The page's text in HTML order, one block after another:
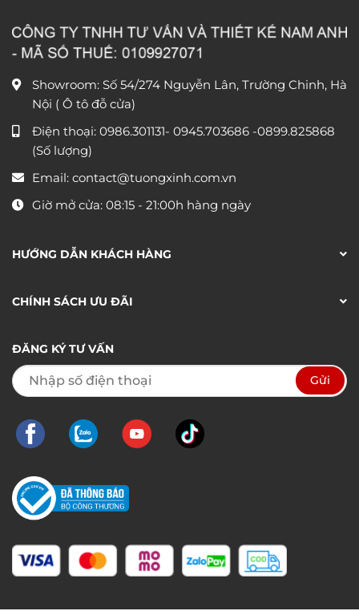
Showroom: Số 54/274 Nguyễn Lân, Trường Chinh, Hà
Nội ( Ô tô đỗ cửa)
Điện thoại: 0986.301131- 0945.703686 -0899.825868
(Số lượng)
Email: contact@tuongxinh.com.vn
Giờ mở cửa: 08:15 - 21:00h hàng ngày
HƯỚNG DẪN KHÁCH HÀNG
CHÍNH SÁCH ƯU ĐÃI
ĐĂNG KÝ TƯ VẤN